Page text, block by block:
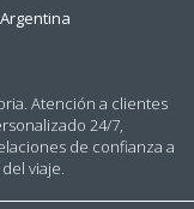
Atención a clientes
24/7,
de confianza a
viaje.